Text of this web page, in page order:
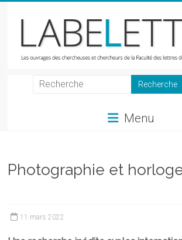
LabeLettres
et
chercheurs
Faculté
Menu
Photographie et
11 mars 2022